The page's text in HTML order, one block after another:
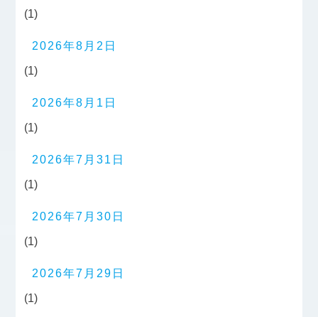
(1)
2026年8月2日
(1)
2026年8月1日
(1)
2026年7月31日
(1)
2026年7月30日
(1)
2026年7月29日
(1)